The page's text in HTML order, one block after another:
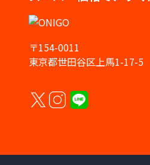
〒154-0011
東京都世田谷区上馬1-17-5